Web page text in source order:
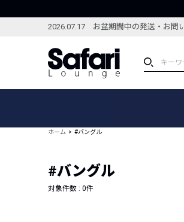
2026.07.17 お盆期間中の発送・お問
ブランドから探す
新着アイテム
編集部のおすすめアイテム
ホーム #バングル
#バングル
対象件数 : 0件